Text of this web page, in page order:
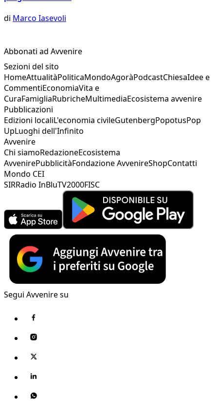
di Marco Iasevoli
Abbonati ad Avvenire
Sezioni del sito
HomeAttualitàPoliticaMondoAgoràPodcastChiesaIdee e
CommentiEconomiaVita e
CuraFamigliaRubricheMultimediaEcosistema avvenire
Pubblicazioni
Edizioni localiL'economia civileGutenbergPopotusPop
UpLuoghi dell'Infinito
Avvenire
Chi siamoRedazioneEcosistema
AvvenirePubblicitàFondazione AvvenireShopContatti
Mondo CEI
SIRRadio InBluTV2000FISC
Segui Avvenire su